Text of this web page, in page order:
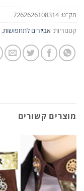
מק"ט:7262626108314
קטגוריות: אביזרים לתחפושות,
מוצרים קשורים